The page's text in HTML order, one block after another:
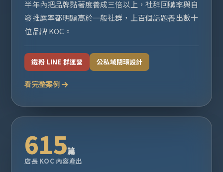
半年內把品牌黏著度養成三倍以上，社群回購率與自
發推薦率都明顯高於一般社群，上百個話題養出數十
位品牌 KOC。
鐵粉 LINE 群運營 公私域閉環設計
看完整案例
615篇
店長 KOC 內容產出